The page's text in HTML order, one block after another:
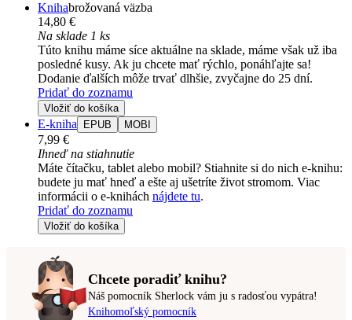
Knihabrožovaná väzba
14,80 €
Na sklade 1 ks
Túto knihu máme síce aktuálne na sklade, máme však už iba
posledné kusy. Ak ju chcete mať rýchlo, ponáhľajte sa!
Dodanie ďalších môže trvať dlhšie, zvyčajne do 25 dní.
Pridať do zoznamu
Vložiť do košíka
E-kniha EPUB MOBI
7,99 €
Ihneď na stiahnutie
Máte čítačku, tablet alebo mobil? Stiahnite si do nich e-knihu:
budete ju mať hneď a ešte aj ušetríte život stromom. Viac
informácii o e-knihách nájdete tu.
Pridať do zoznamu
Vložiť do košíka
Chcete poradiť knihu?
Náš pomocník Sherlock vám ju s radosťou vypátra!
Knihomoľský pomocník